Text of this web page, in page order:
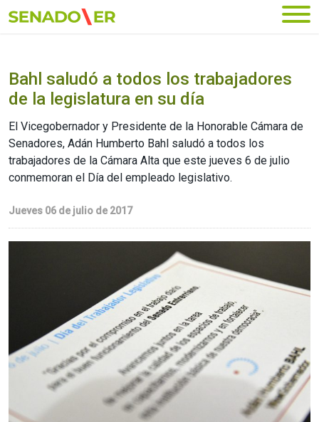
Ir al menú principal
Bahl saludó a todos los trabajadores
de la legislatura en su día
El Vicegobernador y Presidente de la Honorable Cámara de
Senadores, Adán Humberto Bahl saludó a todos los
trabajadores de la Cámara Alta que este jueves 6 de julio
conmemoran el Día del empleado legislativo.
Jueves 06 de julio de 2017